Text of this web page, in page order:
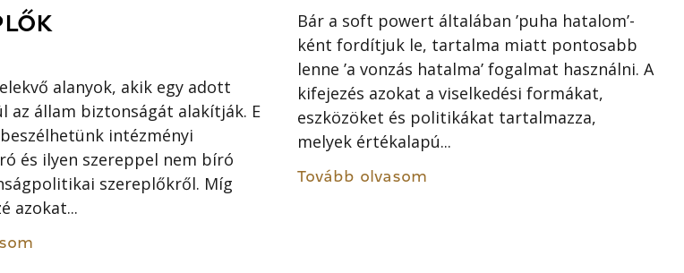
alanyok, akik egy adott
az állam biztonságát alakítják. E
intézményi
és ilyen szereppel nem bíró
szereplőkről. Míg
azokat...
Bár a soft powert általában ’puha hatalom’-
ként fordítjuk le, tartalma miatt pontosabb
lenne ’a vonzás hatalma’ fogalmat használni. A
kifejezés azokat a viselkedési formákat,
eszközöket és politikákat tartalmazza,
melyek értékalapú...
Tovább olvasom